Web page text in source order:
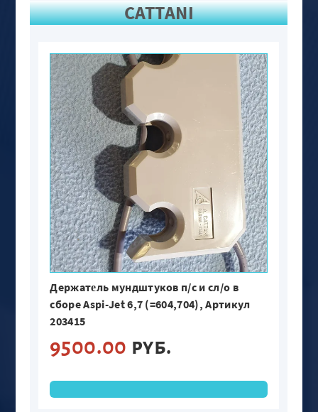
CATTANI
Держатель мундштуков п/с и сл/о в
сборе Aspi-Jet 6,7 (=604,704), Артикул
203415
9500.00 руб.